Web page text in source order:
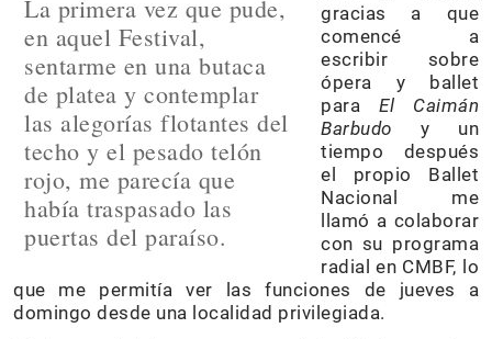
La primera vez que pude,
en aquel Festival,
sentarme en una butaca
de platea y contemplar
las alegorías flotantes del
techo y el pesado telón
rojo, me parecía que
había traspasado las
puertas del paraíso.
gracias a que
comencé a
escribir sobre
ópera y ballet
para El Caimán
Barbudo y un
tiempo después
el propio Ballet
Nacional me
llamó a colaborar
con su programa
radial en CMBF, lo
que me permitía ver las funciones de jueves a
domingo desde una localidad privilegiada.